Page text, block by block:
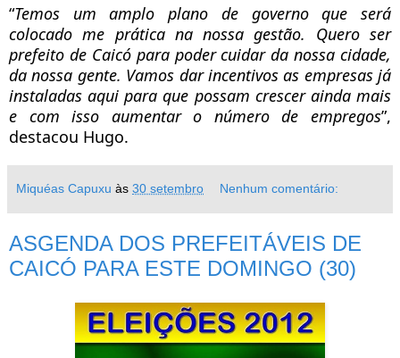
“Temos um amplo plano de governo que será
colocado me prática na nossa gestão. Quero ser
prefeito de Caicó para poder cuidar da nossa cidade,
da nossa gente. Vamos dar incentivos as empresas já
instaladas aqui para que possam crescer ainda mais
e com isso aumentar o número de empregos”,
destacou Hugo.
Miquéas Capuxu às 30 setembro Nenhum comentário:
ASGENDA DOS PREFEITÁVEIS DE
CAICÓ PARA ESTE DOMINGO (30)